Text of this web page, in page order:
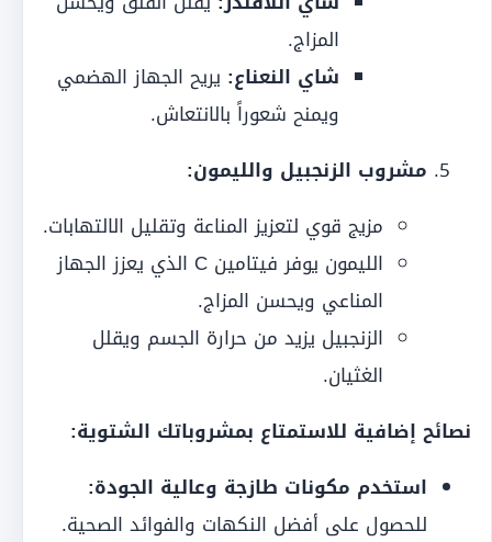
المزاج.
شاي النعناع: يريح الجهاز الهضمي
ويمنح شعوراً بالانتعاش.
مشروب الزنجبيل والليمون:
مزيج قوي لتعزيز المناعة وتقليل الالتهابات.
الليمون يوفر فيتامين C الذي يعزز الجهاز
المناعي ويحسن المزاج.
الزنجبيل يزيد من حرارة الجسم ويقلل
الغثيان.
نصائح إضافية للاستمتاع بمشروباتك الشتوية:
استخدم مكونات طازجة وعالية الجودة:
للحصول على أفضل النكهات والفوائد الصحية.